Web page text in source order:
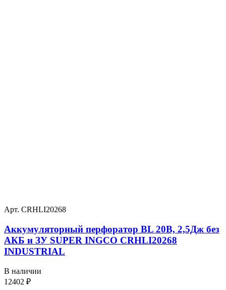
Арт. CRHLI20268
Аккумуляторный перфоратор BL 20В, 2,5Дж без
АКБ и ЗУ SUPER INGCO CRHLI20268
INDUSTRIAL
В наличии
12402 ₽